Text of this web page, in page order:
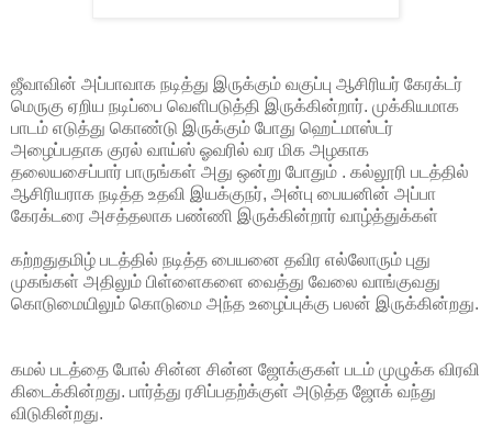
ஜீவாவின் அப்பாவாக நடித்து இருக்கும் வகுப்பு ஆசிரியர் கேரக்டர்
மெருகு ஏறிய நடிப்பை வெளிபடுத்தி இருக்கின்றார். முக்கியமாக
பாடம் எடுத்து கொண்டு இருக்கும் போது ஹெட்மாஸ்டர்
அழைப்பதாக குரல் வாய்ஸ் ஓவரில் வர மிக அழகாக
தலையசைப்பார் பாருங்கள் அது ஒன்று போதும் . கல்லூரி படத்தில்
ஆசிரியராக நடித்த உதவி இயக்குநர், அன்பு பையனின் அப்பா
கேரக்டரை அசத்தலாக பண்ணி இருக்கின்றார் வாழ்த்துக்கள்
கற்றதுதமிழ் படத்தில் நடித்த பையனை தவிர எல்லோரும் புது
முகங்கள் அதிலும் பிள்ளைகளை வைத்து வேலை வாங்குவது
கொடுமையிலும் கொடுமை அந்த உழைப்புக்கு பலன் இருக்கின்றது.
கமல் படத்தை போல் சின்ன சின்ன ஜோக்குகள் படம் முழுக்க விரவி
கிடைக்கின்றது. பார்த்து ரசிப்பதற்க்குள் அடுத்த ஜோக் வந்து
விடுகின்றது.